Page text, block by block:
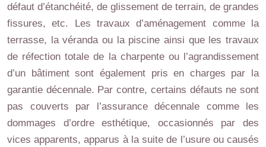
défaut d’étanchéité, de glissement de terrain, de grandes
fissures, etc. Les travaux d’aménagement comme la
terrasse, la véranda ou la piscine ainsi que les travaux
de réfection totale de la charpente ou l’agrandissement
d’un bâtiment sont également pris en charges par la
garantie décennale. Par contre, certains défauts ne sont
pas couverts par l’assurance décennale comme les
dommages d’ordre esthétique, occasionnés par des
vices apparents, apparus à la suite de l’usure ou causés